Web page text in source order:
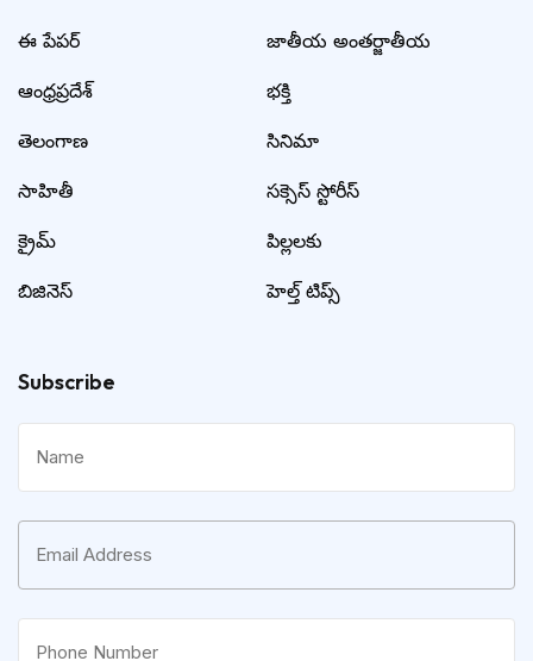
ఈ పేపర్
ఆంధ్రప్రదేశ్
తెలంగాణ
సాహితీ
క్రైమ్
బిజినెస్
జాతీయ అంతర్జాతీయ
భక్తి
సినిమా
సక్సెస్ స్టోరీస్
పిల్లలకు
హెల్త్ టిప్స్
Subscribe